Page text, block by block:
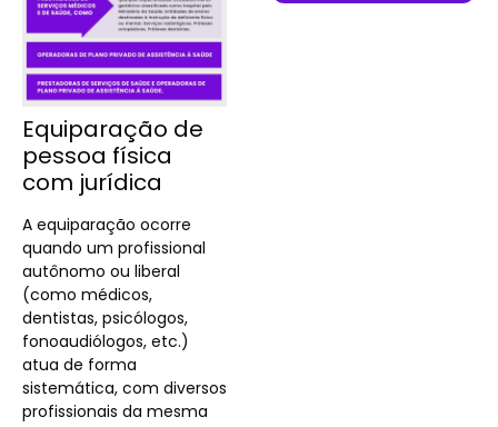
Equiparação de
pessoa física
com jurídica
A equiparação ocorre
quando um profissional
autônomo ou liberal
(como médicos,
dentistas, psicólogos,
fonoaudiólogos, etc.)
atua de forma
sistemática, com diversos
profissionais da mesma